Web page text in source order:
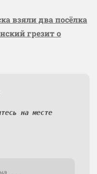
взяли два посёлка
грезит о
на месте